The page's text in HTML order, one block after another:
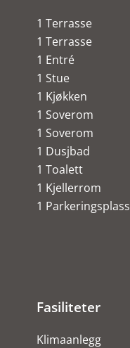
1 Terrasse
1 Terrasse
1 Entré
1 Stue
1 Kjøkken
1 Soverom
1 Soverom
1 Dusjbad
1 Toalett
1 Kjellerrom
1 Parkeringsplass
Fasiliteter
Klimaanlegg